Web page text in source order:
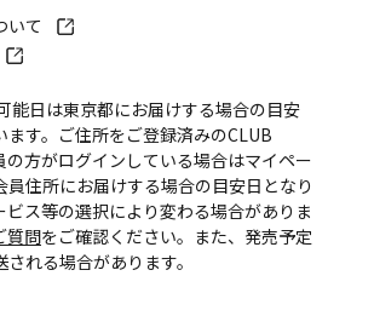
いて
能日は東京都にお届けする場合の目安
ます。ご住所をご登録済みのCLUB
方がログインしている場合はマイペー
員住所にお届けする場合の目安日となり
ビス等の選択により変わる場合がありま
質問をご確認ください。また、発売予定
れる場合があります。